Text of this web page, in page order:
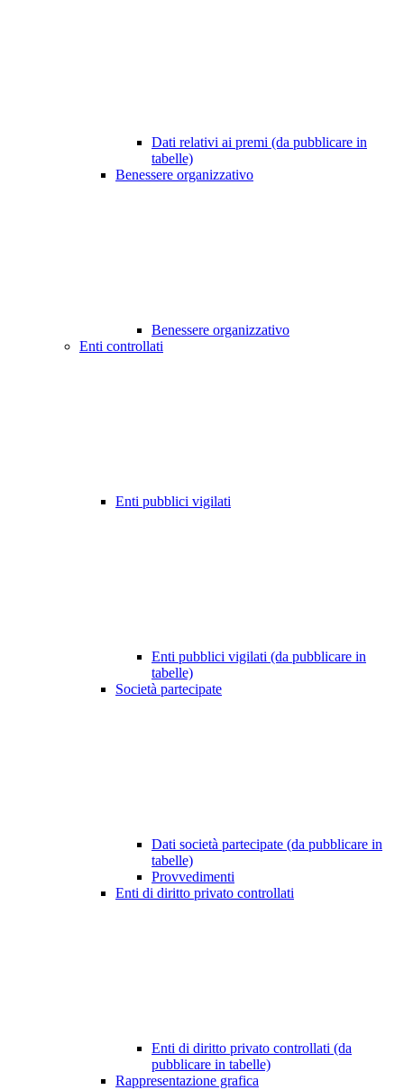
Dati relativi ai premi (da pubblicare in
tabelle)
Benessere organizzativo
Benessere organizzativo
Enti controllati
Enti pubblici vigilati
Enti pubblici vigilati (da pubblicare in
tabelle)
Società partecipate
Dati società partecipate (da pubblicare in
tabelle)
Provvedimenti
Enti di diritto privato controllati
Enti di diritto privato controllati (da
pubblicare in tabelle)
Rappresentazione grafica